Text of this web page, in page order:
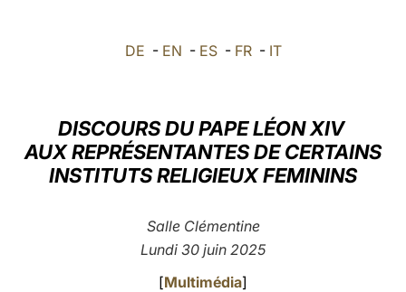
العربيّة
中文
DE - EN - ES- FR- IT
DISCOURS DU PAPE LÉON XIV
AUX REPRÉSENTANTES DE CERTAINS
INSTITUTS RELIGIEUX FEMININS
Salle Clémentine
Lundi 30 juin 2025
[Multimédia]